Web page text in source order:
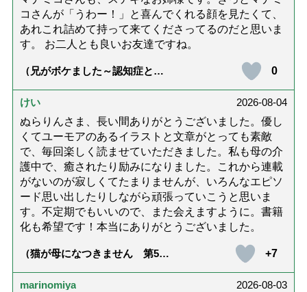
コさんが「うわー！」と喜んでくれる顔を見たくて、
あれこれ詰めて持って来てくださってるのだと思いま
す。 お二人とも良いお友達ですね。
（兄がボケました～認知症と介
達』が届きました」）
0
けい
2026-08-04
ぬらりんさま、長い間ありがとうございました。優し
くてユーモアのあるイラストと文章がとっても素敵
で、毎回楽しく読ませていただきました。私も母の介
護中で、癒されたり励みになりました。これから連載
がないのが寂しくてたまりませんが、いろんなエピソ
ード思い出したりしながら頑張っていこうと思いま
す。不定期でもいいので、また会えますように。書籍
化も希望です！本当にありがとうございました。
（猫が母になつきません 第500
+7
marinomiya
2026-08-03